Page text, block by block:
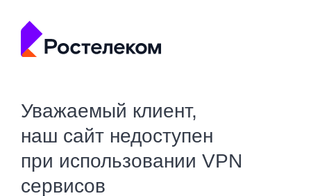
Уважаемый клиент,
наш сайт недоступен
при использовании VPN
сервисов